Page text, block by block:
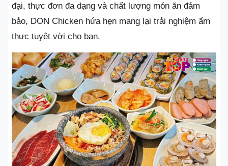
đại, thực đơn đa dạng và chất lượng món ăn đảm
bảo, DON Chicken hứa hẹn mang lại trải nghiệm ẩm
thực tuyệt vời cho bạn.